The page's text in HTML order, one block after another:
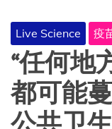
Live Science 疫
“任何地
都可能